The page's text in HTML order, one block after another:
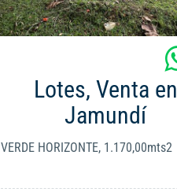
Lotes, Venta en
Jamundí
VERDE HORIZONTE, 1.170,00mts2